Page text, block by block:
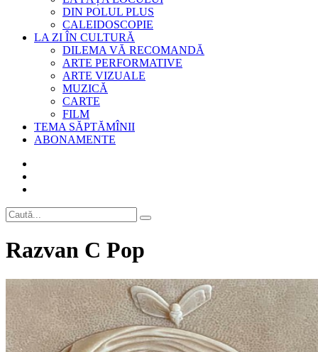
DIN POLUL PLUS
CALEIDOSCOPIE
LA ZI ÎN CULTURĂ
DILEMA VĂ RECOMANDĂ
ARTE PERFORMATIVE
ARTE VIZUALE
MUZICĂ
CARTE
FILM
TEMA SĂPTĂMÎNII
ABONAMENTE
Razvan C Pop